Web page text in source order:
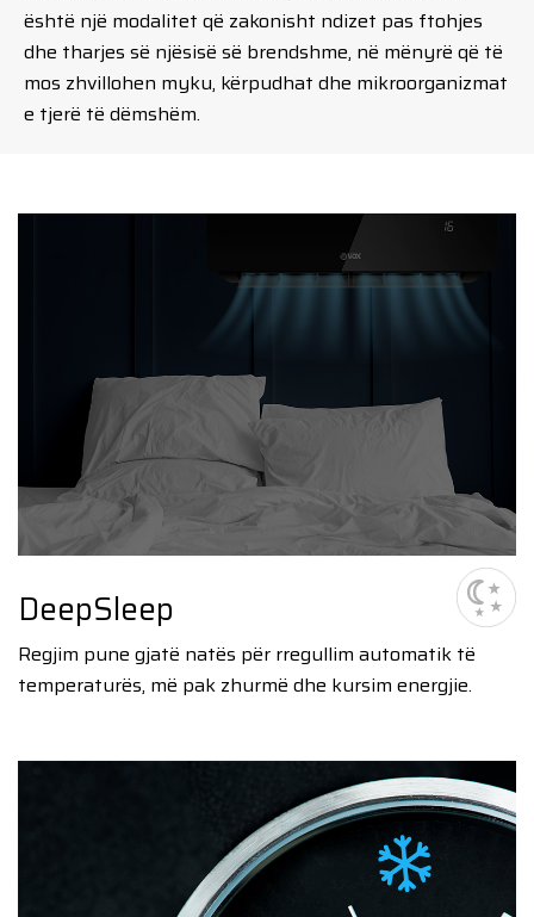
është një modalitet që zakonisht ndizet pas ftohjes
dhe tharjes së njësisë së brendshme, në mënyrë që të
mos zhvillohen myku, kërpudhat dhe mikroorganizmat
e tjerë të dëmshëm.
DeepSleep
Regjim pune gjatë natës për rregullim automatik të
temperaturës, më pak zhurmë dhe kursim energjie.